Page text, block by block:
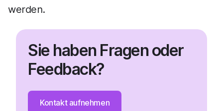
werden.
Sie haben Fragen oder
Feedback?
Kontakt aufnehmen